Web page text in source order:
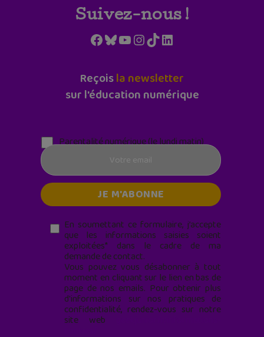
Suivez-nous !
Facebook
Bluesky
YouTube
Instagram
TikTokLinkedIn
Reçoisla newsletter
sur l'éducation numérique
Parentalité numérique (le lundi matin)
En soumettant ce formulaire, j’accepte
que les informations saisies soient
exploitées* dans le cadre de ma
demande de contact.
Vous pouvez vous désabonner à tout
moment en cliquant sur le lien en bas de
page de nos emails. Pour obtenir plus
d'informations sur nos pratiques de
confidentialité, rendez-vous sur notre
site web